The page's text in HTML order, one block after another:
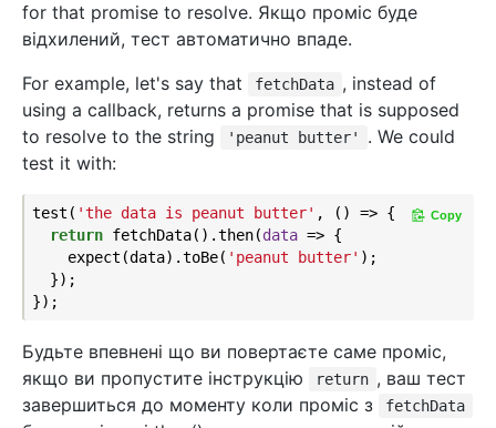
for that promise to resolve. Якщо проміс буде
відхилений, тест автоматично впаде.
For example, let's say that
fetchData , instead of
using a callback, returns a promise that is supposed
to resolve to the string
'peanut butter'
. We could
test it with:
test( 'the data is peanut butter' , () => {
return fetchData().then(data => {
    expect(data).toBe(
'peanut butter' );
  });
Copy
Будьте впевнені що ви повертаєте саме проміс,
якщо ви пропустите інструкцію
return , ваш тест
завершиться до моменту коли проміс з
fetchData